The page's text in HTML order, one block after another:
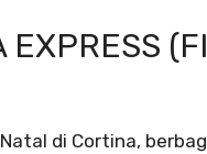
EXPRESS
di Cortina,